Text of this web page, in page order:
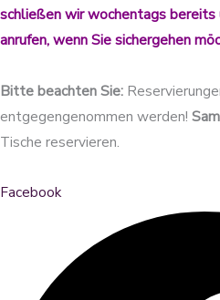
schließen wir wochentags bereits
anrufen, wenn Sie sichergehen
Bitte beachten Sie:
entgegengenommen werden!
Tische reservieren.
Facebook